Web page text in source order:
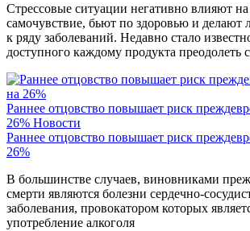
Стрессовые ситуации негативно влияют
самочувствие, бьют по здоровью и делают
к ряду заболеваний. Недавно стало
доступного каждому продукта преодолеть
Раннее отцовство повышает риск
26% Новости
Раннее отцовство повышает риск
26%
В большинстве случаев, виновниками
смерти являются болезни сердечно-
заболевания, провокатором которых
употребление алкоголя